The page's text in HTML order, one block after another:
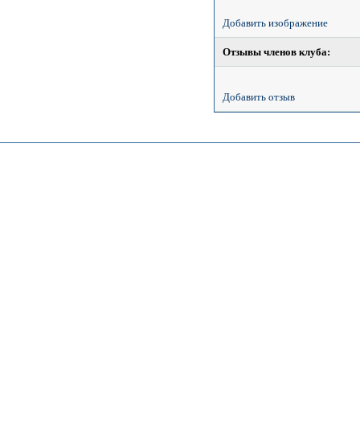
Добавить изображение
Отзывы членов клуба:
Добавить отзыв